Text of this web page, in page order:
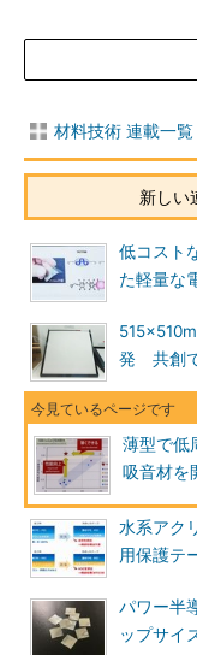
材料技術 連載一覧
新しい
低コスト
た軽量な
発 共創
薄型で低
吸音材を
水系アク
用保護テ
パワー半
ップサイ